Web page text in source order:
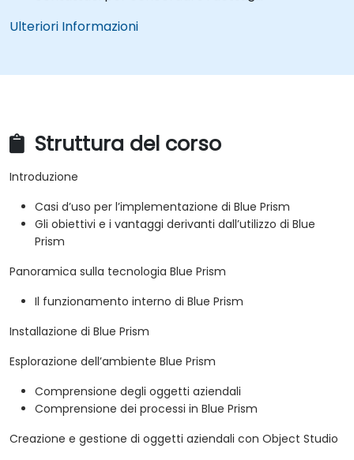
Ulteriori Informazioni
Struttura del corso
Introduzione
Casi d’uso per l’implementazione di Blue Prism
Gli obiettivi e i vantaggi derivanti dall’utilizzo di Blue
Prism
Panoramica sulla tecnologia Blue Prism
Il funzionamento interno di Blue Prism
Installazione di Blue Prism
Esplorazione dell’ambiente Blue Prism
Comprensione degli oggetti aziendali
Comprensione dei processi in Blue Prism
Creazione e gestione di oggetti aziendali con Object Studio